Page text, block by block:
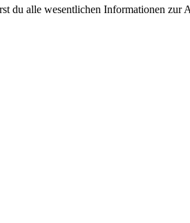
du alle wesentlichen Informationen zur